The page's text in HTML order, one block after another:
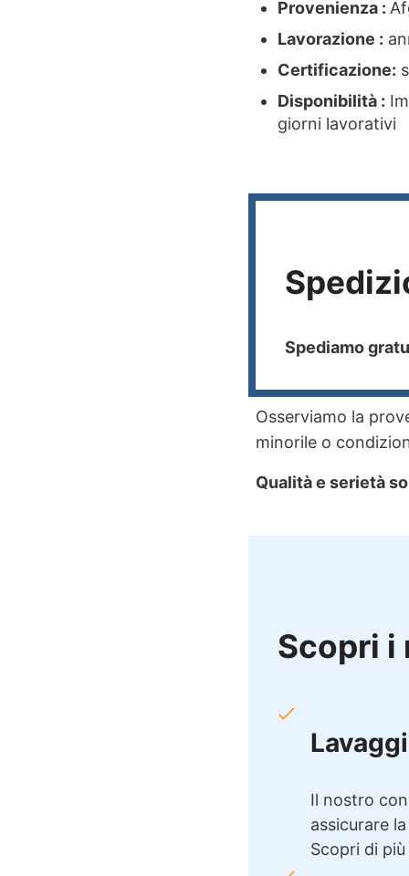
Provenienza :
Lavorazione :
Certificazione:
Disponibilità :
giorni lavorativi
Spediamo
Osserviamo la
minorile o
Qualità e serietà
Scopri i
Il nostro
assicurare
Scopri di